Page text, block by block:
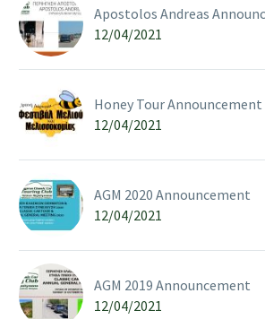
Apostolos Andreas
12/04/2021
Honey Tour Announcement
12/04/2021
AGM 2020 Announcement
12/04/2021
AGM 2019 Announcement
12/04/2021